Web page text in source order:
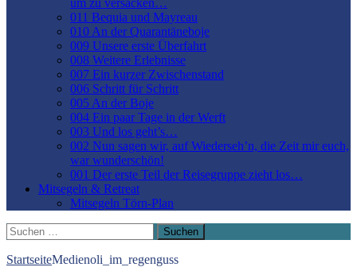
um zu versacken…
011 Bequia und Mayreau
010 An der Quarantäneboje
009 Unsere erste Überfahrt
008 Weitere Erlebnisse
007 Ein kurzer Zwischenstand
006 Schritt für Schritt
005 An der Boje
004 Ein paar Tage in der Werft
003 Und los geht’s…
002 Nun sagen wir, auf Wiederseh’n, die Zeit mir euch,
war wunderschön!
001 Der erste Teil der Reisegruppe zieht los…
Mitsegeln & Retreat
Mitsegeln Törn-Plan
Suchen
nach:
StartseiteMedienoli_im_regenguss